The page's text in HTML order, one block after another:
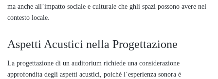
ma anche all’impatto sociale e culturale che ghli spazi possono avere nel
contesto locale.
Aspetti Acustici nella Progettazione
La progettazione di un auditorium richiede una considerazione
approfondita degli aspetti acustici, poiché l’esperienza sonora è